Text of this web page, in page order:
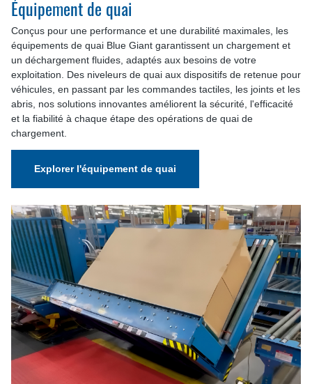
Équipement de quai
Conçus pour une performance et une durabilité maximales, les
équipements de quai Blue Giant garantissent un chargement et
un déchargement fluides, adaptés aux besoins de votre
exploitation. Des niveleurs de quai aux dispositifs de retenue pour
véhicules, en passant par les commandes tactiles, les joints et les
abris, nos solutions innovantes améliorent la sécurité, l'efficacité
et la fiabilité à chaque étape des opérations de quai de
chargement.
Explorer l'équipement de quai